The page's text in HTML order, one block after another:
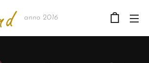
anno 2016